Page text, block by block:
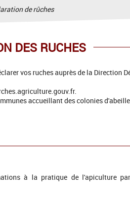
de rûches
DES RUCHES
vos ruches auprès de la Direction
accueillant des colonies
à la pratique de l'apiculture